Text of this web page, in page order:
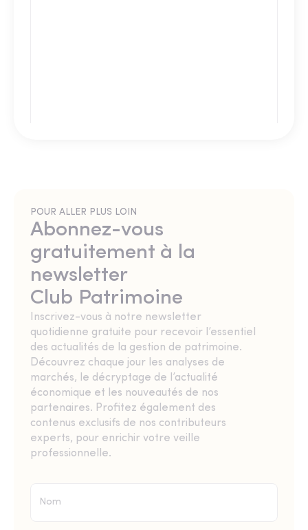
POUR ALLER PLUS LOIN
Abonnez-vous
gratuitement à la
newsletter
Club Patrimoine
Inscrivez-vous à notre newsletter
quotidienne gratuite pour recevoir l’essentiel
des actualités de la gestion de patrimoine.
Découvrez chaque jour les analyses de
marchés, le décryptage de l’actualité
économique et les nouveautés de nos
partenaires. Profitez également des
contenus exclusifs de nos contributeurs
experts, pour enrichir votre veille
professionnelle.